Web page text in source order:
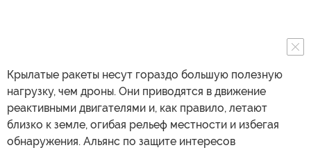
Крылатые ракеты несут гораздо большую полезную
нагрузку, чем дроны. Они приводятся в движение
реактивными двигателями и, как правило, летают
близко к земле, огибая рельеф местности и избегая
обнаружения. Альянс по защите интересов